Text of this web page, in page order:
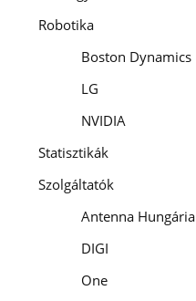
Robotika
Boston Dynamics
LG
NVIDIA
Statisztikák
Szolgáltatók
Antenna Hungária
DIGI
One